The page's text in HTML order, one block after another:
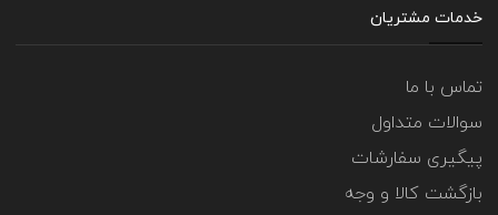
خدمات مشتریان
تماس با ما
سوالات متداول
پیگیری سفارشات
بازگشت کالا و وجه